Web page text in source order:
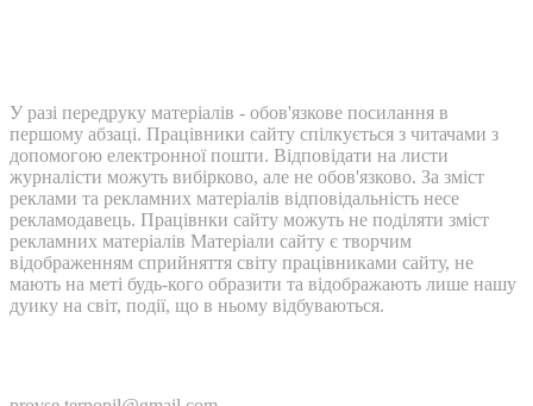
У разі передруку матеріалів - обов'язкове посилання в
першому абзаці. Працівники сайту спілкується з читачами з
допомогою електронної пошти. Відповідати на листи
журналісти можуть вибірково, але не обов'язково. За зміст
реклами та рекламних матеріалів відповідальність несе
рекламодавець. Працівнки сайту можуть не поділяти зміст
рекламних матеріалів Матеріали сайту є творчим
відображенням сприйняття світу працівниками сайту, не
мають на меті будь-кого образити та відображають лише нашу
дуику на світ, події, що в ньому відбуваються.